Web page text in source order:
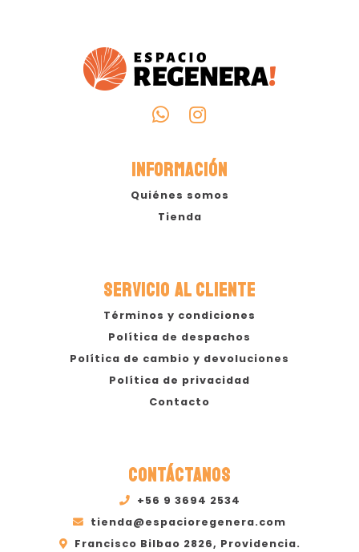
INFORMACIÓN
Quiénes somos
Tienda
SERVICIO AL CLIENTE
Términos y condiciones
Política de despachos
Política de cambio y devoluciones
Política de privacidad
Contacto
CONTÁCTANOS
+56 9 3694 2534
tienda@espacioregenera.com
Francisco Bilbao 2826, Providencia.